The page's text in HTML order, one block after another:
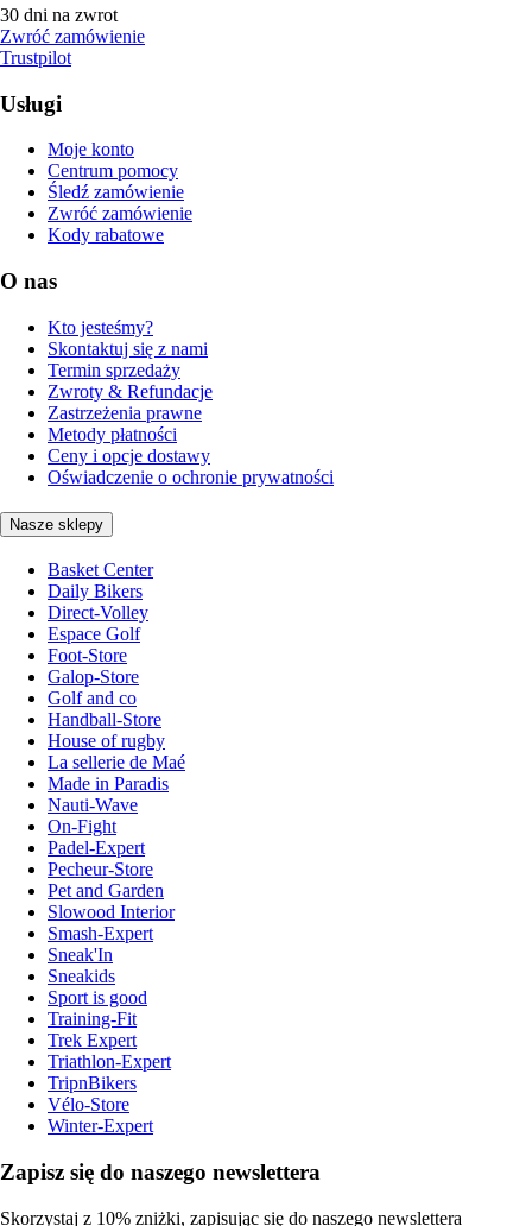
30 dni na zwrot
Zwróć zamówienie
Trustpilot
Usługi
Moje konto
Centrum pomocy
Śledź zamówienie
Zwróć zamówienie
Kody rabatowe
O nas
Kto jesteśmy?
Skontaktuj się z nami
Termin sprzedaży
Zwroty & Refundacje
Zastrzeżenia prawne
Metody płatności
Ceny i opcje dostawy
Oświadczenie o ochronie prywatności
Nasze sklepy
Basket Center
Daily Bikers
Direct-Volley
Espace Golf
Foot-Store
Galop-Store
Golf and co
Handball-Store
House of rugby
La sellerie de Maé
Made in Paradis
Nauti-Wave
On-Fight
Padel-Expert
Pecheur-Store
Pet and Garden
Slowood Interior
Smash-Expert
Sneak'In
Sneakids
Sport is good
Training-Fit
Trek Expert
Triathlon-Expert
TripnBikers
Vélo-Store
Winter-Expert
Zapisz się do naszego newslettera
Skorzystaj z 10% zniżki, zapisując się do naszego newslettera